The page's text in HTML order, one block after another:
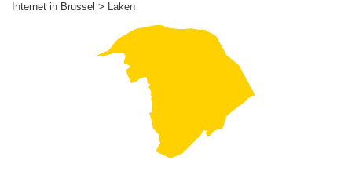
Internet in Brussel > Laken